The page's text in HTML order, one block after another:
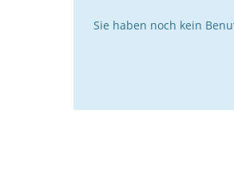
Sie haben noch kein